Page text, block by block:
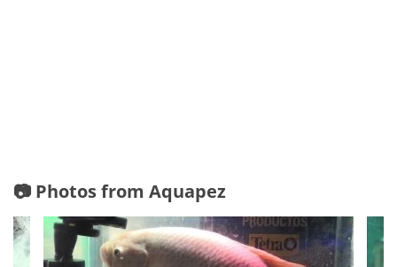
📷 Photos from Aquapez